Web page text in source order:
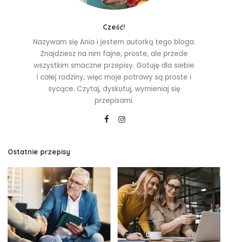
Cześć!
Nazywam się Ania i jestem autorką tego bloga.
Znajdziesz na nim fajne, proste, ale przede
wszystkim smaczne przepisy. Gotuję dla siebie
i całej rodziny, więc moje potrawy są proste i
sycące. Czytaj, dyskutuj, wymieniaj się
przepisami.
Ostatnie przepisy